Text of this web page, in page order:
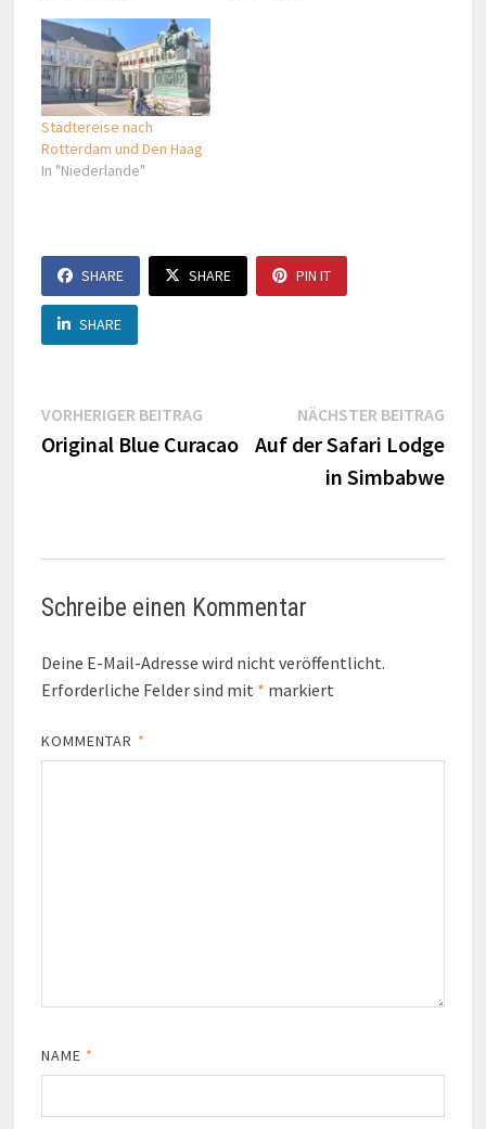
Städtereise nach
Rotterdam und Den Haag
In "Niederlande"
SHARE SHARE PIN IT
SHARE
Beitragsnavigation
VORHERIGER BEITRAGVorheriger
Beitrag:
Original Blue Curacao
NÄCHSTER BEITRAG
Auf der Safari Lodge
in Simbabwe
Schreibe einen Kommentar
Deine E-Mail-Adresse wird nicht veröffentlicht.
Erforderliche Felder sind mit * markiert
KOMMENTAR *
NAME *